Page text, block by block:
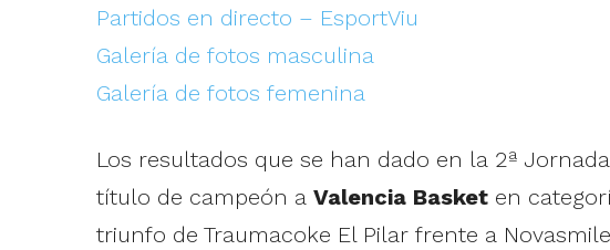
Partidos en directo – EsportViu
Galería de fotos masculina
Galería de fotos femenina
Los resultados que se han dado en la 2ª
título de campeón a Valencia Basketen
triunfo de Traumacoke El Pilar frente a